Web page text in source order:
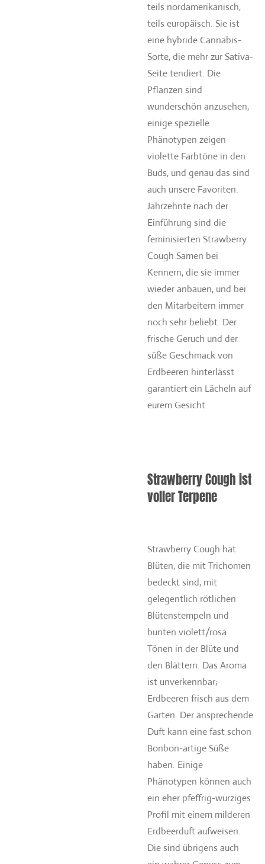
teils nordamerikanisch,
teils europäisch. Sie ist
eine hybride Cannabis-
Sorte, die mehr zur Sativa-
Seite tendiert. Die
Pflanzen sind
wunderschön anzusehen,
einige spezielle
Phänotypen zeigen
violette Farbtöne in den
Buds, und genau das sind
auch unsere Favoriten.
Jahrzehnte nach der
Einführung sind die
feminisierten Strawberry
Cough Samen bei
Kennern, die sie immer
wieder anbauen, und bei
den Mitarbeitern immer
noch sehr beliebt. Der
frische Geruch und der
süße Geschmack von
Erdbeeren hinterlässt
garantiert ein Lächeln auf
eurem Gesicht.
Strawberry Cough ist
voller Terpene
Strawberry Cough hat
Blüten, die mit Trichomen
bedeckt sind, mit
gelegentlich rötlichen
Blütenstempeln und
bunten violett/rosa
Tönen in der Blüte und
den Blättern. Das Aroma
ist unverkennbar;
Erdbeeren frisch aus dem
Garten. Der ansprechende
Duft kann eine fast schon
Bonbon-artige Süße
haben. Einige
Phänotypen können auch
ein eher pfeffrig-würziges
Profil mit einem milderen
Erdbeerduft aufweisen.
Die sind übrigens auch